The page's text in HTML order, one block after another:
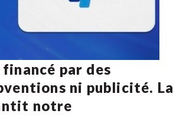
par des
ni publicité. La
notre